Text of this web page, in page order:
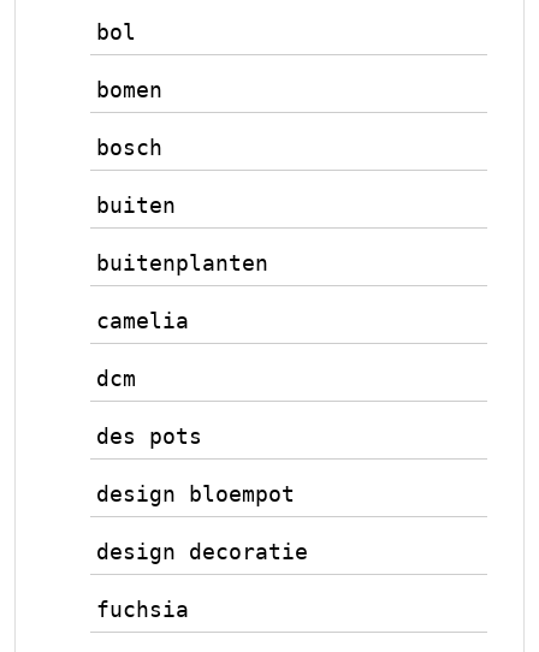
bol
bomen
bosch
buiten
buitenplanten
camelia
dcm
des pots
design bloempot
design decoratie
fuchsia